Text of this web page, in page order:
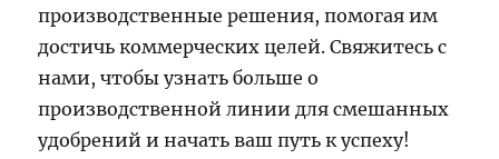
производственные решения, помогая им
достичь коммерческих целей. Свяжитесь с
нами, чтобы узнать больше о
производственной линии для смешанных
удобрений и начать ваш путь к успеху!